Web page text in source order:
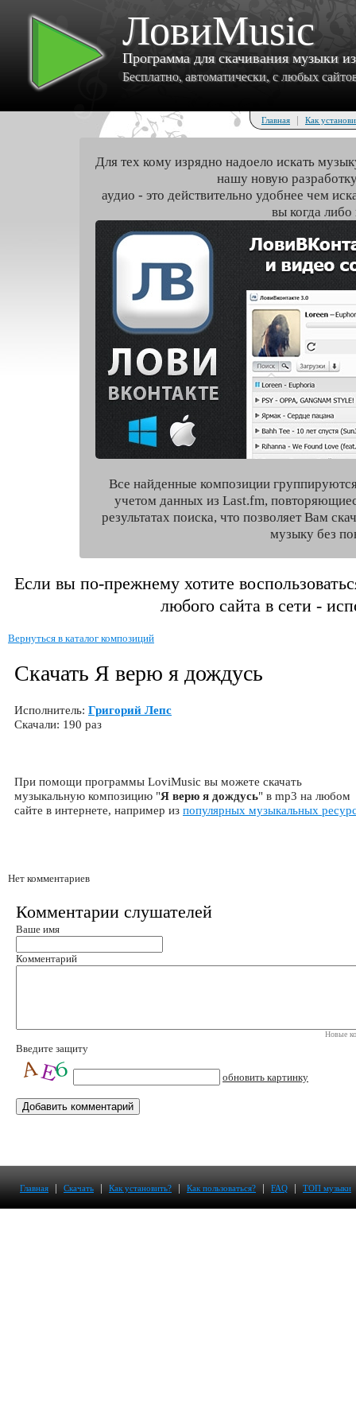
ЛовиMusic
Программа для скачивания музыки
Бесплатно, автоматически, с любых
Главная | Как
Для тех кому изрядно надоело искать
нашу новую
аудио - это действительно удобнее чем
вы когда либо
Все найденные композиции
учетом данных из Last.fm,
результатах поиска, что позволяет Вам
музыку без
Если вы по-прежнему хотите
любого сайта в сети -
Вернуться в каталог композиций
Скачать Я верю я дождусь
Исполнитель: Григорий Лепс
Скачали: 190 раз
При помощи программы LoviMusic вы можете скачать
музыкальную композицию "Я верю я дождусь" в mp3 на любом
сайте в интернете, например из популярных музыкальных
Нет комментариев
Комментарии слушателей
Ваше имя
Комментарий
Новые
Введите защиту
обновить картинку
Главная | Скачать | Как установить? | Как пользоваться? | FAQ | ТОП музыки